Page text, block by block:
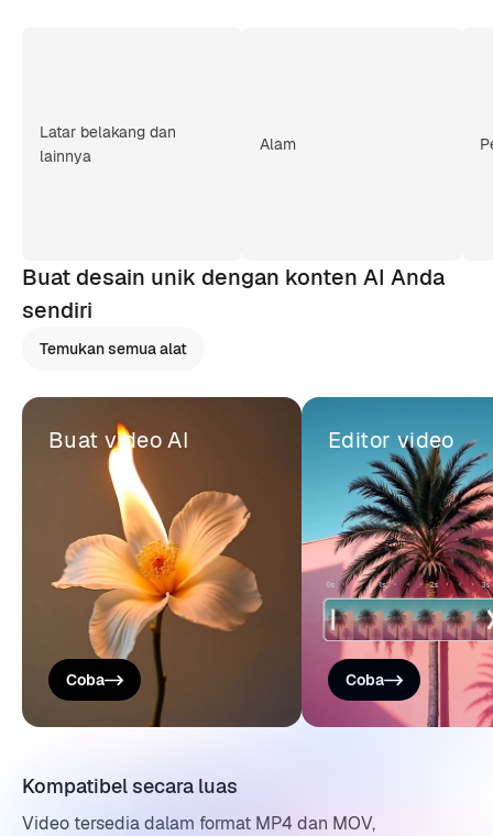
Latar belakang dan
lainnya
Alam
Buat desain unik dengan konten AI Anda
sendiri
Temukan semua alat
Buat video AI
Coba
Editor video
Coba
Kompatibel secara luas
Video tersedia dalam format MP4 dan MOV,